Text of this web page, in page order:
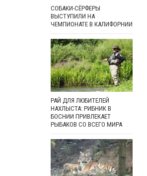
СОБАКИ-СЁРФЕРЫ
ВЫСТУПИЛИ НА
ЧЕМПИОНАТЕ В КАЛИФОРНИИ
РАЙ ДЛЯ ЛЮБИТЕЛЕЙ
НАХЛЫСТА: РИБНИК В
БОСНИИ ПРИВЛЕКАЕТ
РЫБАКОВ СО ВСЕГО МИРА